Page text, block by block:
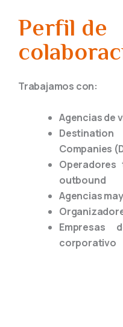
Perfil de
Trabajamos con:
Agencias de
Companies
outbound
Agencias
Empresas
corporativo